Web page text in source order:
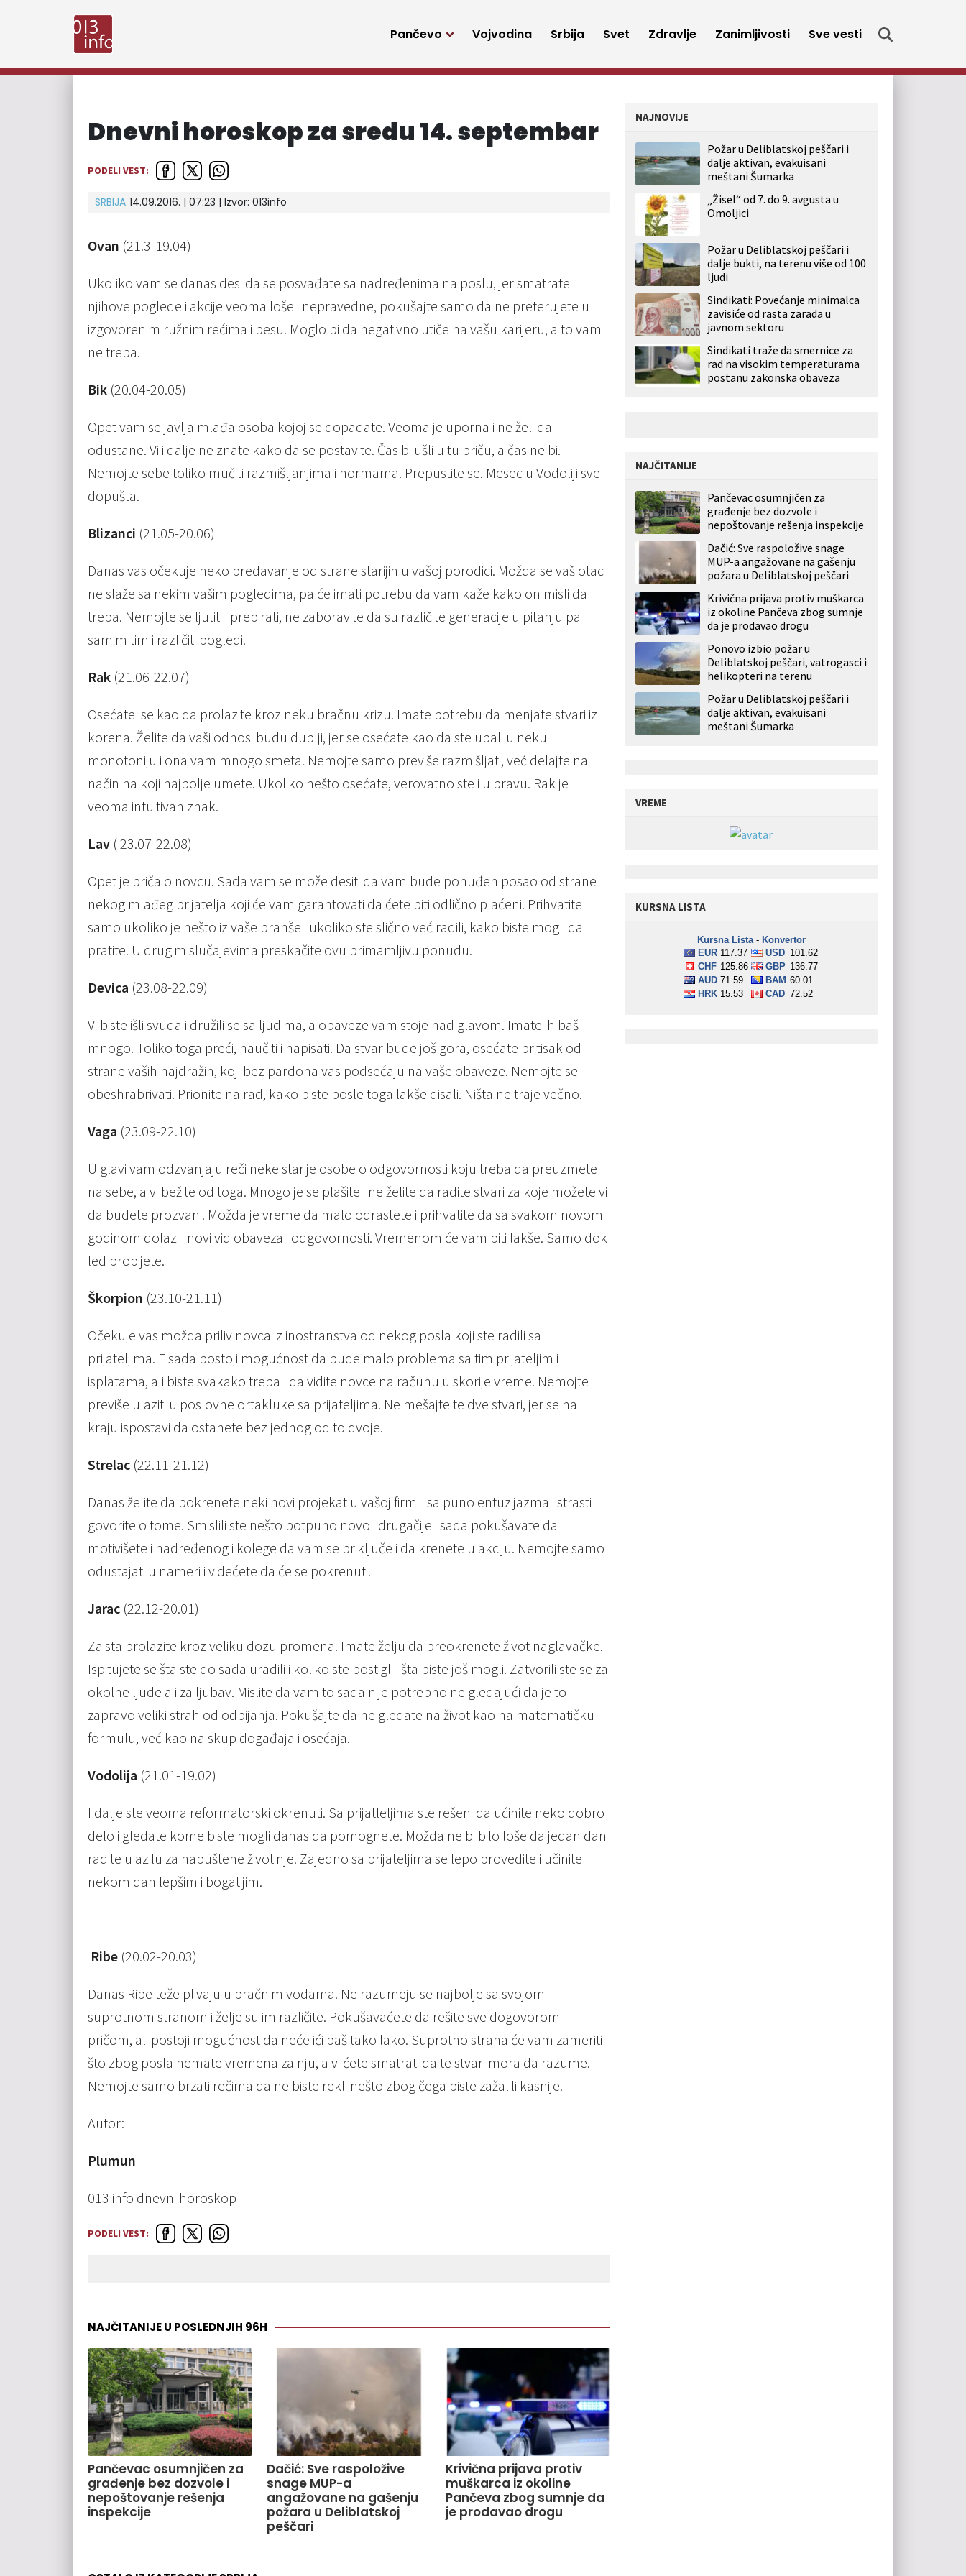
Pančevo Vojvodina Srbija Svet Zdravlje Zanimljivosti Sve vesti
Dnevni horoskop za sredu 14. septembar
PODELI VEST:
SRBIJA 14.09.2016. | 07:23 | Izvor: 013info
Ovan (21.3-19.04)
Ukoliko vam se danas desi da se posvađate sa nadređenima na poslu, jer smatrate
njihove poglede i akcije veoma loše i nepravedne, pokušajte samo da ne preterujete u
izgovorenim ružnim rećima i besu. Moglo bi da negativno utiče na vašu karijeru, a to vam
ne treba.
Bik (20.04-20.05)
Opet vam se javlja mlađa osoba kojoj se dopadate. Veoma je uporna i ne želi da
odustane. Vi i dalje ne znate kako da se postavite. Čas bi ušli u tu priču, a čas ne bi.
Nemojte sebe toliko mučiti razmišljanjima i normama. Prepustite se. Mesec u Vodoliji sve
dopušta.
Blizanci (21.05-20.06)
Danas vas očekuje neko predavanje od strane starijih u vašoj porodici. Možda se vaš otac
ne slaže sa nekim vašim pogledima, pa će imati potrebu da vam kaže kako on misli da
treba. Nemojte se ljutiti i prepirati, ne zaboravite da su različite generacije u pitanju pa
samim tim i različiti pogledi.
Rak (21.06-22.07)
Osećate se kao da prolazite kroz neku bračnu krizu. Imate potrebu da menjate stvari iz
korena. Želite da vaši odnosi budu dublji, jer se osećate kao da ste upali u neku
monotoniju i ona vam mnogo smeta. Nemojte samo previše razmišljati, već delajte na
način na koji najbolje umete. Ukoliko nešto osećate, verovatno ste i u pravu. Rak je
veoma intuitivan znak.
Lav ( 23.07-22.08)
Opet je priča o novcu. Sada vam se može desiti da vam bude ponuđen posao od strane
nekog mlađeg prijatelja koji će vam garantovati da ćete biti odlično plaćeni. Prihvatite
samo ukoliko je nešto iz vaše branše i ukoliko ste slično već radili, kako biste mogli da
pratite. U drugim slučajevima preskačite ovu primamljivu ponudu.
Devica (23.08-22.09)
Vi biste išli svuda i družili se sa ljudima, a obaveze vam stoje nad glavom. Imate ih baš
mnogo. Toliko toga preći, naučiti i napisati. Da stvar bude još gora, osećate pritisak od
strane vaših najdražih, koji bez pardona vas podsećaju na vaše obaveze. Nemojte se
obeshrabrivati. Prionite na rad, kako biste posle toga lakše disali. Ništa ne traje večno.
Vaga (23.09-22.10)
U glavi vam odzvanjaju reči neke starije osobe o odgovornosti koju treba da preuzmete
na sebe, a vi bežite od toga. Mnogo je se plašite i ne želite da radite stvari za koje možete vi
da budete prozvani. Možda je vreme da malo odrastete i prihvatite da sa svakom novom
godinom dolazi i novi vid obaveza i odgovornosti. Vremenom će vam biti lakše. Samo dok
led probijete.
Škorpion (23.10-21.11)
Očekuje vas možda priliv novca iz inostranstva od nekog posla koji ste radili sa
prijateljima. E sada postoji mogućnost da bude malo problema sa tim prijateljim i
isplatama, ali biste svakako trebali da vidite novce na računu u skorije vreme. Nemojte
previše ulaziti u poslovne ortakluke sa prijateljima. Ne mešajte te dve stvari, jer se na
kraju ispostavi da ostanete bez jednog od to dvoje.
Strelac (22.11-21.12)
Danas želite da pokrenete neki novi projekat u vašoj firmi i sa puno entuzijazma i strasti
govorite o tome. Smislili ste nešto potpuno novo i drugačije i sada pokušavate da
motivišete i nadređenog i kolege da vam se priključe i da krenete u akciju. Nemojte samo
odustajati u nameri i videćete da će se pokrenuti.
Jarac (22.12-20.01)
Zaista prolazite kroz veliku dozu promena. Imate želju da preokrenete život naglavačke.
Ispitujete se šta ste do sada uradili i koliko ste postigli i šta biste još mogli. Zatvorili ste se za
okolne ljude a i za ljubav. Mislite da vam to sada nije potrebno ne gledajući da je to
zapravo veliki strah od odbijanja. Pokušajte da ne gledate na život kao na matematičku
formulu, već kao na skup događaja i osećaja.
Vodolija (21.01-19.02)
I dalje ste veoma reformatorski okrenuti. Sa prijatleljima ste rešeni da ućinite neko dobro
delo i gledate kome biste mogli danas da pomognete. Možda ne bi bilo loše da jedan dan
radite u azilu za napuštene životinje. Zajedno sa prijateljima se lepo provedite i učinite
nekom dan lepšim i bogatijim.
Ribe (20.02-20.03)
Danas Ribe teže plivaju u bračnim vodama. Ne razumeju se najbolje sa svojom
suprotnom stranom i želje su im različite. Pokušavaćete da rešite sve dogovorom i
pričom, ali postoji mogućnost da neće ići baš tako lako. Suprotno strana će vam zameriti
što zbog posla nemate vremena za nju, a vi ćete smatrati da te stvari mora da razume.
Nemojte samo brzati rečima da ne biste rekli nešto zbog čega biste zažalili kasnije.
Autor:
Plumun
013 info dnevni horoskop
PODELI VEST:
NAJČITANIJE U POSLEDNJIH 96H
Pančevac osumnjičen za
građenje bez dozvole i
nepoštovanje rešenja
inspekcije
Dačić: Sve raspoložive
snage MUP-a
angažovane na gašenju
požara u Deliblatskoj
peščari
Krivična prijava protiv
muškarca iz okoline
Pančeva zbog sumnje da
je prodavao drogu
NAJNOVIJE
Požar u Deliblatskoj peščari i
dalje aktivan, evakuisani
meštani Šumarka
„Žisel“ od 7. do 9. avgusta u
Omoljici
Požar u Deliblatskoj peščari i
dalje bukti, na terenu više od 100
ljudi
Sindikati: Povećanje minimalca
zavisiće od rasta zarada u
javnom sektoru
Sindikati traže da smernice za
rad na visokim temperaturama
postanu zakonska obaveza
NAJČITANIJE
Pančevac osumnjičen za
građenje bez dozvole i
nepoštovanje rešenja inspekcije
Dačić: Sve raspoložive snage
MUP-a angažovane na gašenju
požara u Deliblatskoj peščari
Krivična prijava protiv muškarca
iz okoline Pančeva zbog sumnje
da je prodavao drogu
Ponovo izbio požar u
Deliblatskoj peščari, vatrogasci i
helikopteri na terenu
Požar u Deliblatskoj peščari i
dalje aktivan, evakuisani
meštani Šumarka
VREME
KURSNA LISTA